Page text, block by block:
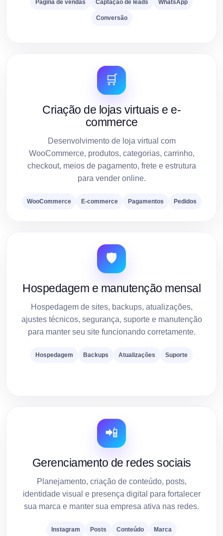
Página de vendas Captação de leads WhatsApp
Conversão
🛒
Criação de lojas virtuais e e-
commerce
Desenvolvimento de loja virtual com
WooCommerce, produtos, categorias, carrinho,
checkout, meios de pagamento, frete e estrutura
para vender online.
WooCommerce E-commerce Pagamentos Pedidos
🛡️
Hospedagem e manutenção mensal
Hospedagem de sites, backups, atualizações,
ajustes técnicos, segurança, suporte e manutenção
para manter seu site funcionando corretamente.
Hospedagem Backups Atualizações Suporte
📲
Gerenciamento de redes sociais
Planejamento, criação de conteúdo, posts,
identidade visual e presença digital para fortalecer
sua marca e manter sua empresa ativa nas redes.
Instagram Posts Conteúdo Marca